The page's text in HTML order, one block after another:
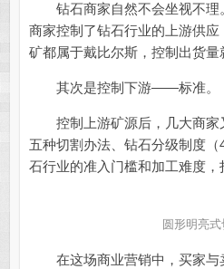
钻石商家自然不会坐视不理
商家控制了钻石行业的上游供
矿都属于戴比尔斯，控制出货量
其次是控制下游——标准。
控制上游矿源后，几大商家
五种切割办法、钻石分级制度
石行业的准入门槛和加工难度，
圆形明亮式
在这场商业营销中，买家与